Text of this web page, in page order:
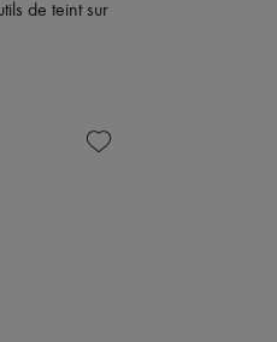
de teint sur